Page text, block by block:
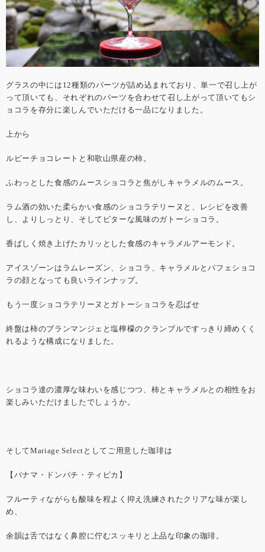
グラスの中には12種類のパーツが詰め込まれており、単一で召し上が
って頂いても、それぞれのパーツを合わせて召し上がって頂いてもシ
ョコラを存分に楽しんでいただける一品になりました。
上から
ルビーチョコレートと和歌山県産の柿。
ふわっとした食感のムースショコラと焦がしキャラメルのムース。
ラム酒の効いた柔らかい食感のショコラテリーヌと、レシピを改善
し、よりしっとり、そしてビターな風味のガトーショコラ。
香ばしく焼き上げたカリッとした食感のキャラメルアーモンド。
アイスゾーンはラムレーズン、ショコラ、キャラメルとパフェショコ
ラの顔となっても良いラインナップ。
もう一度ショコラテリーヌとガトーショコラを忍ばせ
終盤は柿のブランマンジェと塩檸檬のクランブルですっきり締めくく
れるような構成になりました。
ショコラ達の濃厚な味わいを感じつつ、柿とキャラメルとの相性をお
楽しみいただけましたでしょうか。
そしてMariage Selectとしてご用意した珈琲は
【パナマ・ドンパチ・ティピカ】
フルーティながらも酸味を程よく抑え洗練されたクリアな味が楽し
め、
余韻は舌ではなく鼻腔に佇むスッキリと上品な印象の珈琲。